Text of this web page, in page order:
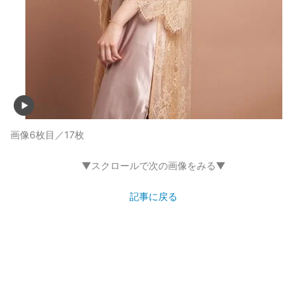
画像6枚目／17枚
▼スクロールで次の画像をみる▼
記事に戻る